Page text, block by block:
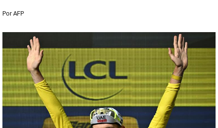
Por AFP